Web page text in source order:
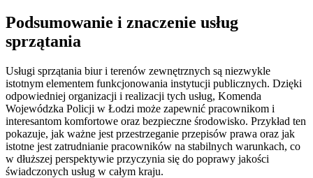
Podsumowanie i znaczenie usług
sprzątania
Usługi sprzątania biur i terenów zewnętrznych są niezwykle
istotnym elementem funkcjonowania instytucji publicznych. Dzięki
odpowiedniej organizacji i realizacji tych usług, Komenda
Wojewódzka Policji w Łodzi może zapewnić pracownikom i
interesantom komfortowe oraz bezpieczne środowisko. Przykład ten
pokazuje, jak ważne jest przestrzeganie przepisów prawa oraz jak
istotne jest zatrudnianie pracowników na stabilnych warunkach, co
w dłuższej perspektywie przyczynia się do poprawy jakości
świadczonych usług w całym kraju.